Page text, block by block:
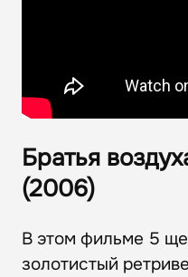
Братья
(2006)
В этом фильме 5
золотистый